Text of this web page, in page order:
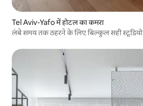
Tel Aviv-Yafo में होटल का कमरा
लंबे समय तक ठहरने के लिए बिल्कुल सही स्टूडियो